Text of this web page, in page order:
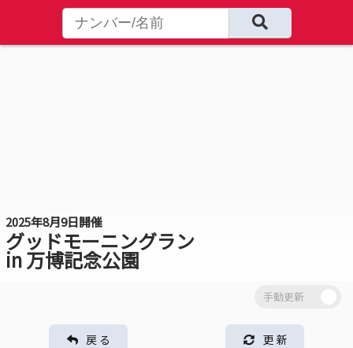
2025年8月9日開催
グッドモーニングラン
in 万博記念公園
戻 る 更 新